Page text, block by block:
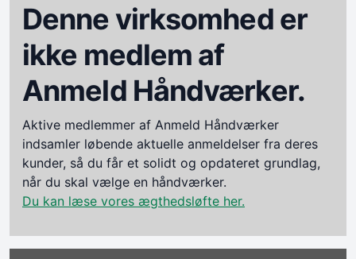
Denne virksomhed er
ikke medlem af
Anmeld Håndværker.
Aktive medlemmer af Anmeld Håndværker
indsamler løbende aktuelle anmeldelser fra deres
kunder, så du får et solidt og opdateret grundlag,
når du skal vælge en håndværker.
Du kan læse vores ægthedsløfte her.